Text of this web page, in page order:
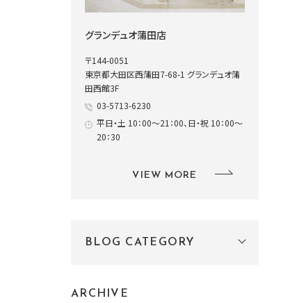
グランデュオ蒲田店
〒144-0051
東京都大田区西蒲田7-68-1 グランデュオ蒲
田西館3F
03-5713-6230
平日・土 10：00～21：00、日・祝 10：00～
20：30
VIEW MORE
BLOG CATEGORY
ARCHIVE